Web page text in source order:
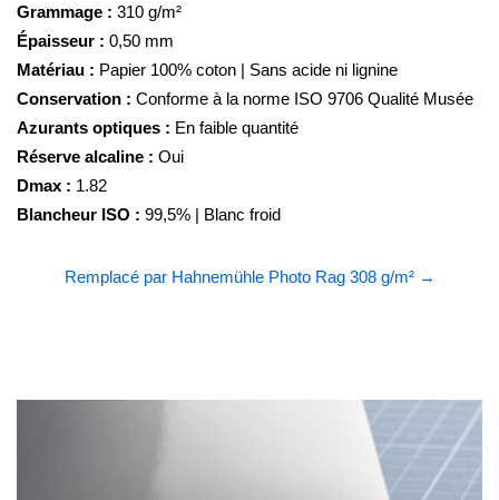
Grammage : 310 g/m²
Épaisseur : 0,50 mm
Matériau : Papier 100% coton | Sans acide ni lignine
Conservation : Conforme à la norme ISO 9706 Qualité Musée
Azurants optiques : En faible quantité
Réserve alcaline : Oui
Dmax : 1.82
Blancheur ISO : 99,5% | Blanc froid
Remplacé par Hahnemühle Photo Rag 308 g/m² →